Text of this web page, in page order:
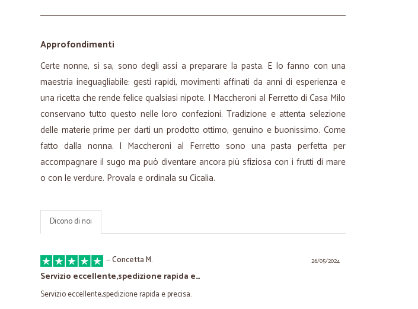
Approfondimenti
Certe nonne, si sa, sono degli assi a preparare la pasta. E lo fanno con una
maestria ineguagliabile: gesti rapidi, movimenti affinati da anni di esperienza e
una ricetta che rende felice qualsiasi nipote. I Maccheroni al Ferretto di Casa Milo
conservano tutto questo nelle loro confezioni. Tradizione e attenta selezione
delle materie prime per darti un prodotto ottimo, genuino e buonissimo. Come
fatto dalla nonna. I Maccheroni al Ferretto sono una pasta perfetta per
accompagnare il sugo ma può diventare ancora più sfiziosa con i frutti di mare
o con le verdure. Provala e ordinala su Cicalia.
Dicono di noi
26/05/2024
—Concetta M.
Servizio eccellente,spedizione rapida e…
Servizio eccellente,spedizione rapida e precisa.